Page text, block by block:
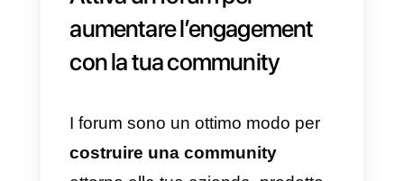
creauna solida guida
informativa.Per far ciò, studia
più comuni, gli aggiustamenti
temporanee, e altre indicazioni in